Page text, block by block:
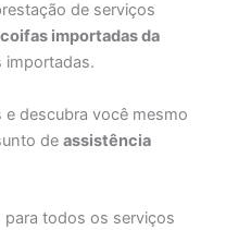
de serviços
importadas da
importadas.
descubra você mesmo
deassistência
para todos os serviços